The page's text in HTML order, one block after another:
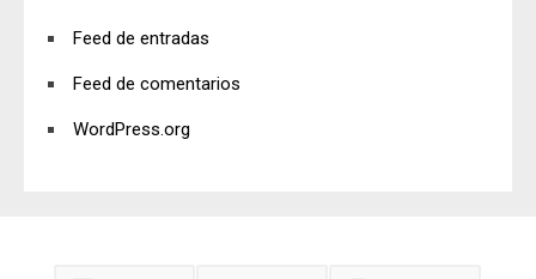
Feed de entradas
Feed de comentarios
WordPress.org